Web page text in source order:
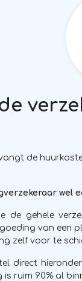
de
wel
de gehele
van een
zelf voor te
direct
is ruim 90% al